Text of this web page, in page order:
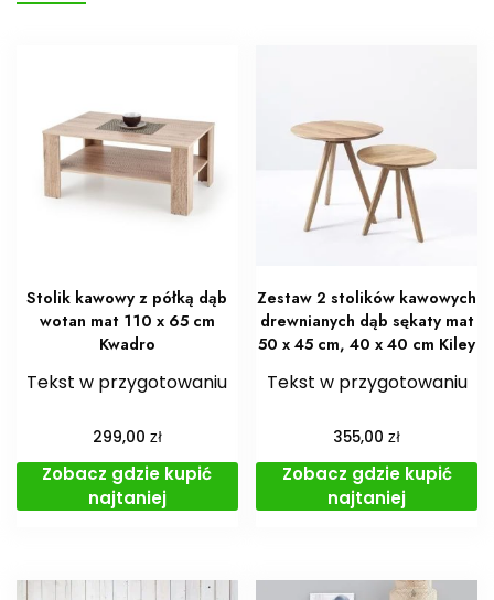
Stolik kawowy z półką dąb
wotan mat 110 x 65 cm
Kwadro
Tekst w przygotowaniu
299,00 zł
Zobacz gdzie kupić
najtaniej
Zestaw 2 stolików kawowych
drewnianych dąb sękaty mat
50 x 45 cm, 40 x 40 cm Kiley
Tekst w przygotowaniu
355,00zł
Zobacz gdzie kupić
najtaniej